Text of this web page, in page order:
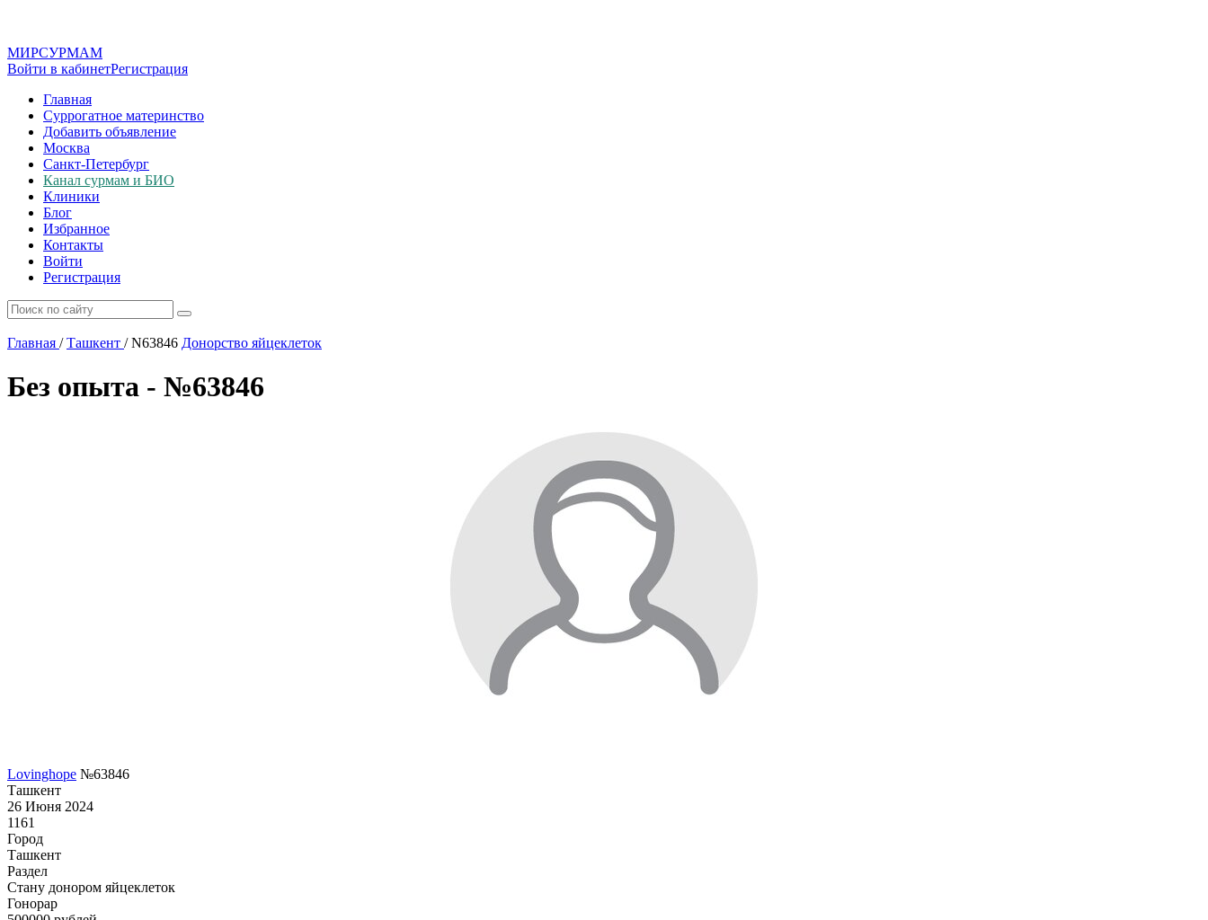
МИРСУРМАМ
Войти в кабинетРегистрация
Главная
Суррогатное материнство
Добавить объявление
Москва
Санкт-Петербург
Канал сурмам и БИО
Клиники
Блог
Избранное
Контакты
Войти
Регистрация
Главная / Ташкент /N63846 Донорство яйцеклеток
Без опыта - №63846
Lovinghope №63846
Ташкент
26 Июня 2024
1161
Город
Ташкент
Раздел
Стану донором яйцеклеток
Гонoрар